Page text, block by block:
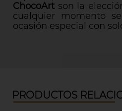
ChocoArt son la
cualquier momento
ocasión especial con
PRODUCTOS